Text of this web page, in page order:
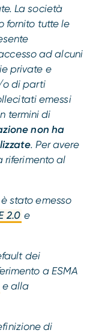
La società
fornito tutte le
ad alcuni
private e
o di parti
emessi
termini di
non ha
. Per avere
riferimento al
stato emesso
2.0 e
dei
a ESMA
e alla
di